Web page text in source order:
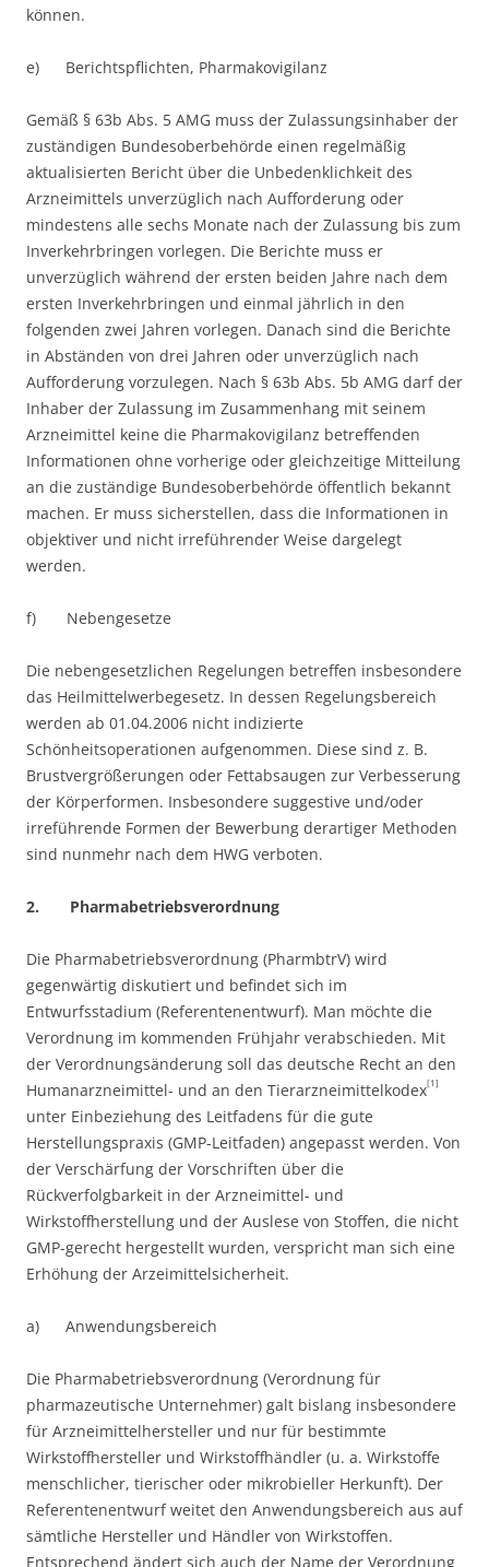
können.
e) Berichtspflichten, Pharmakovigilanz
Gemäß § 63b Abs. 5 AMG muss der Zulassungsinhaber der
zuständigen Bundesoberbehörde einen regelmäßig
aktualisierten Bericht über die Unbedenklichkeit des
Arzneimittels unverzüglich nach Aufforderung oder
mindestens alle sechs Monate nach der Zulassung bis zum
Inverkehrbringen vorlegen. Die Berichte muss er
unverzüglich während der ersten beiden Jahre nach dem
ersten Inverkehrbringen und einmal jährlich in den
folgenden zwei Jahren vorlegen. Danach sind die Berichte
in Abständen von drei Jahren oder unverzüglich nach
Aufforderung vorzulegen. Nach § 63b Abs. 5b AMG darf der
Inhaber der Zulassung im Zusammenhang mit seinem
Arzneimittel keine die Pharmakovigilanz betreffenden
Informationen ohne vorherige oder gleichzeitige Mitteilung
an die zuständige Bundesoberbehörde öffentlich bekannt
machen. Er muss sicherstellen, dass die Informationen in
objektiver und nicht irreführender Weise dargelegt
werden.
f) Nebengesetze
Die nebengesetzlichen Regelungen betreffen insbesondere
das Heilmittelwerbegesetz. In dessen Regelungsbereich
werden ab 01.04.2006 nicht indizierte
Schönheitsoperationen aufgenommen. Diese sind z. B.
Brustvergrößerungen oder Fettabsaugen zur Verbesserung
der Körperformen. Insbesondere suggestive und/oder
irreführende Formen der Bewerbung derartiger Methoden
sind nunmehr nach dem HWG verboten.
2. Pharmabetriebsverordnung
Die Pharmabetriebsverordnung (PharmbtrV) wird
gegenwärtig diskutiert und befindet sich im
Entwurfsstadium (Referentenentwurf). Man möchte die
Verordnung im kommenden Frühjahr verabschieden. Mit
der Verordnungsänderung soll das deutsche Recht an den
Humanarzneimittel- und an den Tierarzneimittelkodex[1]
unter Einbeziehung des Leitfadens für die gute
Herstellungspraxis (GMP-Leitfaden) angepasst werden. Von
der Verschärfung der Vorschriften über die
Rückverfolgbarkeit in der Arzneimittel- und
Wirkstoffherstellung und der Auslese von Stoffen, die nicht
GMP-gerecht hergestellt wurden, verspricht man sich eine
Erhöhung der Arzeimittelsicherheit.
a) Anwendungsbereich
Die Pharmabetriebsverordnung (Verordnung für
pharmazeutische Unternehmer) galt bislang insbesondere
für Arzneimittelhersteller und nur für bestimmte
Wirkstoffhersteller und Wirkstoffhändler (u. a. Wirkstoffe
menschlicher, tierischer oder mikrobieller Herkunft). Der
Referentenentwurf weitet den Anwendungsbereich aus auf
sämtliche Hersteller und Händler von Wirkstoffen.
Entsprechend ändert sich auch der Name der Verordnung